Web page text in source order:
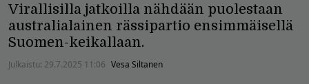
Virallisilla jatkoilla nähdään puolestaan
australialainen rässipartio ensimmäisellä
Suomen-keikallaan.
Julkaistu: 29.7.2025 11:06 Vesa Siltanen